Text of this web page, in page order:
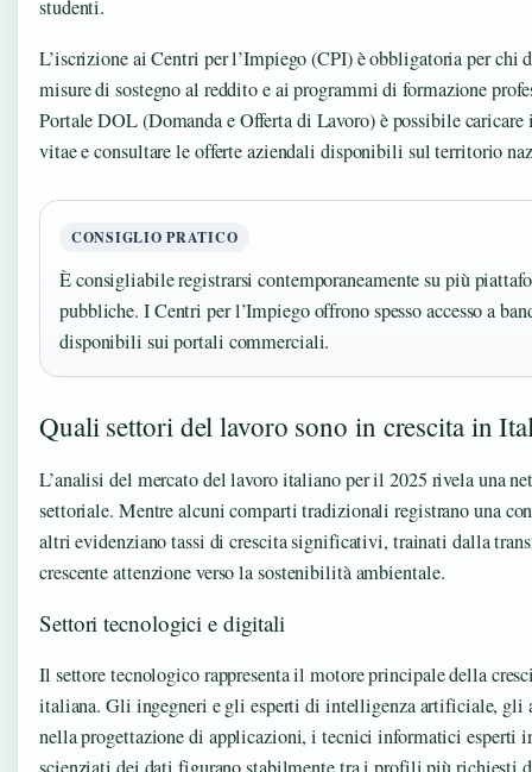
studenti.
L’iscrizione ai Centri per l’Impiego (CPI) è obbligatoria per chi
misure di sostegno al reddito e ai programmi di formazione
Portale DOL (Domanda e Offerta di Lavoro) è possibile
vitae e consultare le offerte aziendali disponibili sul territorio
CONSIGLIO PRATICO
È consigliabile registrarsi contemporaneamente su più
pubbliche. I Centri per l’Impiego offrono spesso accesso a
disponibili sui portali commerciali.
Quali settori del lavoro sono in crescita in
L’analisi del mercato del lavoro italiano per il 2025 rivela una
settoriale. Mentre alcuni comparti tradizionali registrano una
altri evidenziano tassi di crescita significativi, trainati dalla
crescente attenzione verso la sostenibilità ambientale.
Settori tecnologici e digitali
Il settore tecnologico rappresenta il motore principale della
italiana. Gli ingegneri e gli esperti di intelligenza artificiale, gli
nella progettazione di applicazioni, i tecnici informatici esperti